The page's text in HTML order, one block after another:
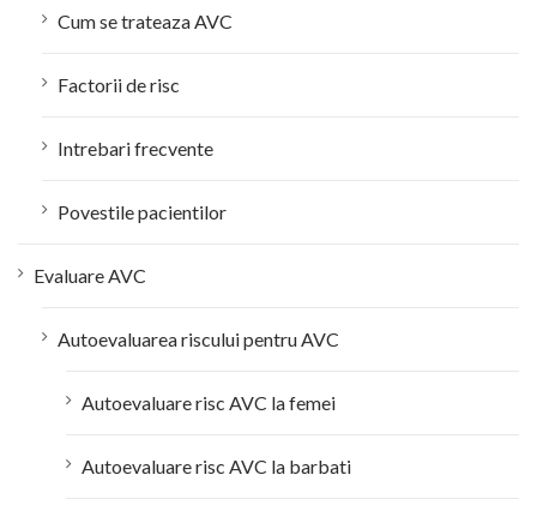
Cum se trateaza AVC
Factorii de risc
Intrebari frecvente
Povestile pacientilor
Evaluare AVC
Autoevaluarea riscului pentru AVC
Autoevaluare risc AVC la femei
Autoevaluare risc AVC la barbati